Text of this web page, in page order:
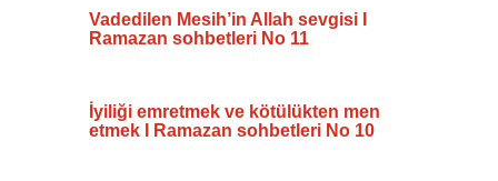
Vadedilen Mesih’in Allah sevgisi I
Ramazan sohbetleri No 11
İyiliği emretmek ve kötülükten men
etmek I Ramazan sohbetleri No 10